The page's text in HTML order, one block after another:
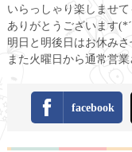
いらっしゃり楽しませ
ありがとうございます
明日と明後日はお休み
facebook